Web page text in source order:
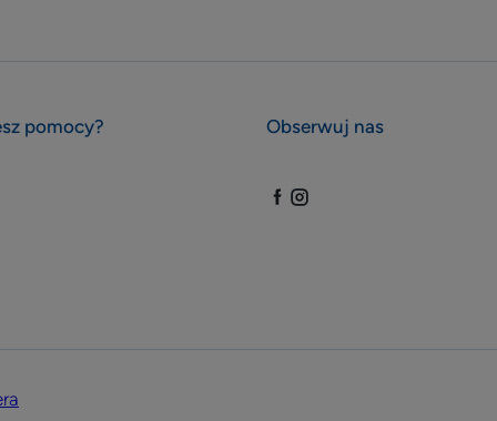
pomocy? Obserwuj nas